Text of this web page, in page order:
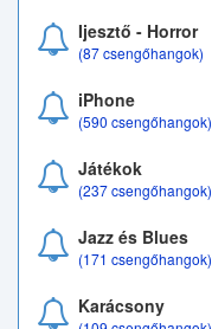
Ijesztő - Horror
(87 csengőhangok)
iPhone
(590 csengőhangok)
Játékok
(237 csengőhangok)
Jazz és Blues
(171 csengőhangok)
Karácsony